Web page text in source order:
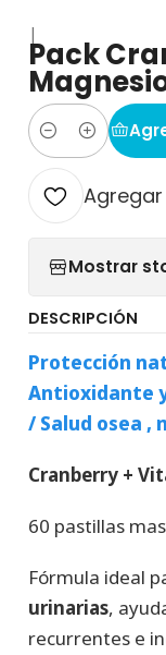
|
Pack
Cantidad
Mostrar
DESCRIPCIÓN
Protección
Antioxidante
/ Salud osea ,
Cranberry +
60 pastillas
Fórmula ideal
urinarias,
recurrentes e